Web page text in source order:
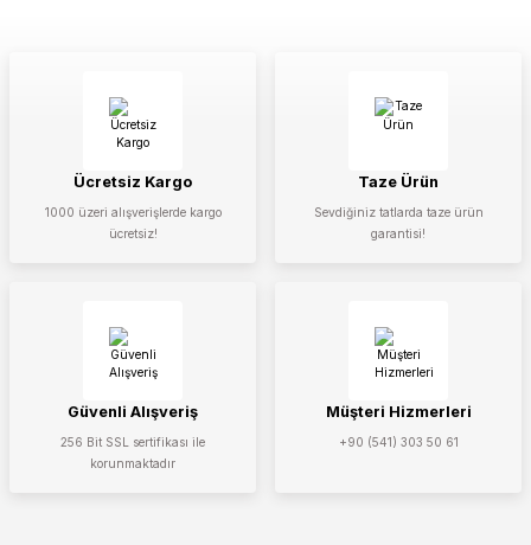
Ücretsiz Kargo
1000 üzeri alışverişlerde kargo
ücretsiz!
Taze Ürün
Sevdiğiniz tatlarda taze ürün
garantisi!
Güvenli Alışveriş
256 Bit SSL sertifikası ile
korunmaktadır
Müşteri Hizmerleri
+90 (541) 303 50 61